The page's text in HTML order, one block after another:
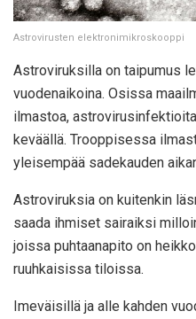
Astrovirusten elektronimikroskooppi
Astroviruksilla on taipumus
vuodenaikoina. Osissa
ilmastoa,
keväällä. Trooppisessa
yleisempää sadekauden
Astroviruksia on kuitenkin
saada ihmiset sairaiksi
joissa puhtaanapito on
ruuhkaisissa tiloissa.
Imeväisillä ja alle kahden